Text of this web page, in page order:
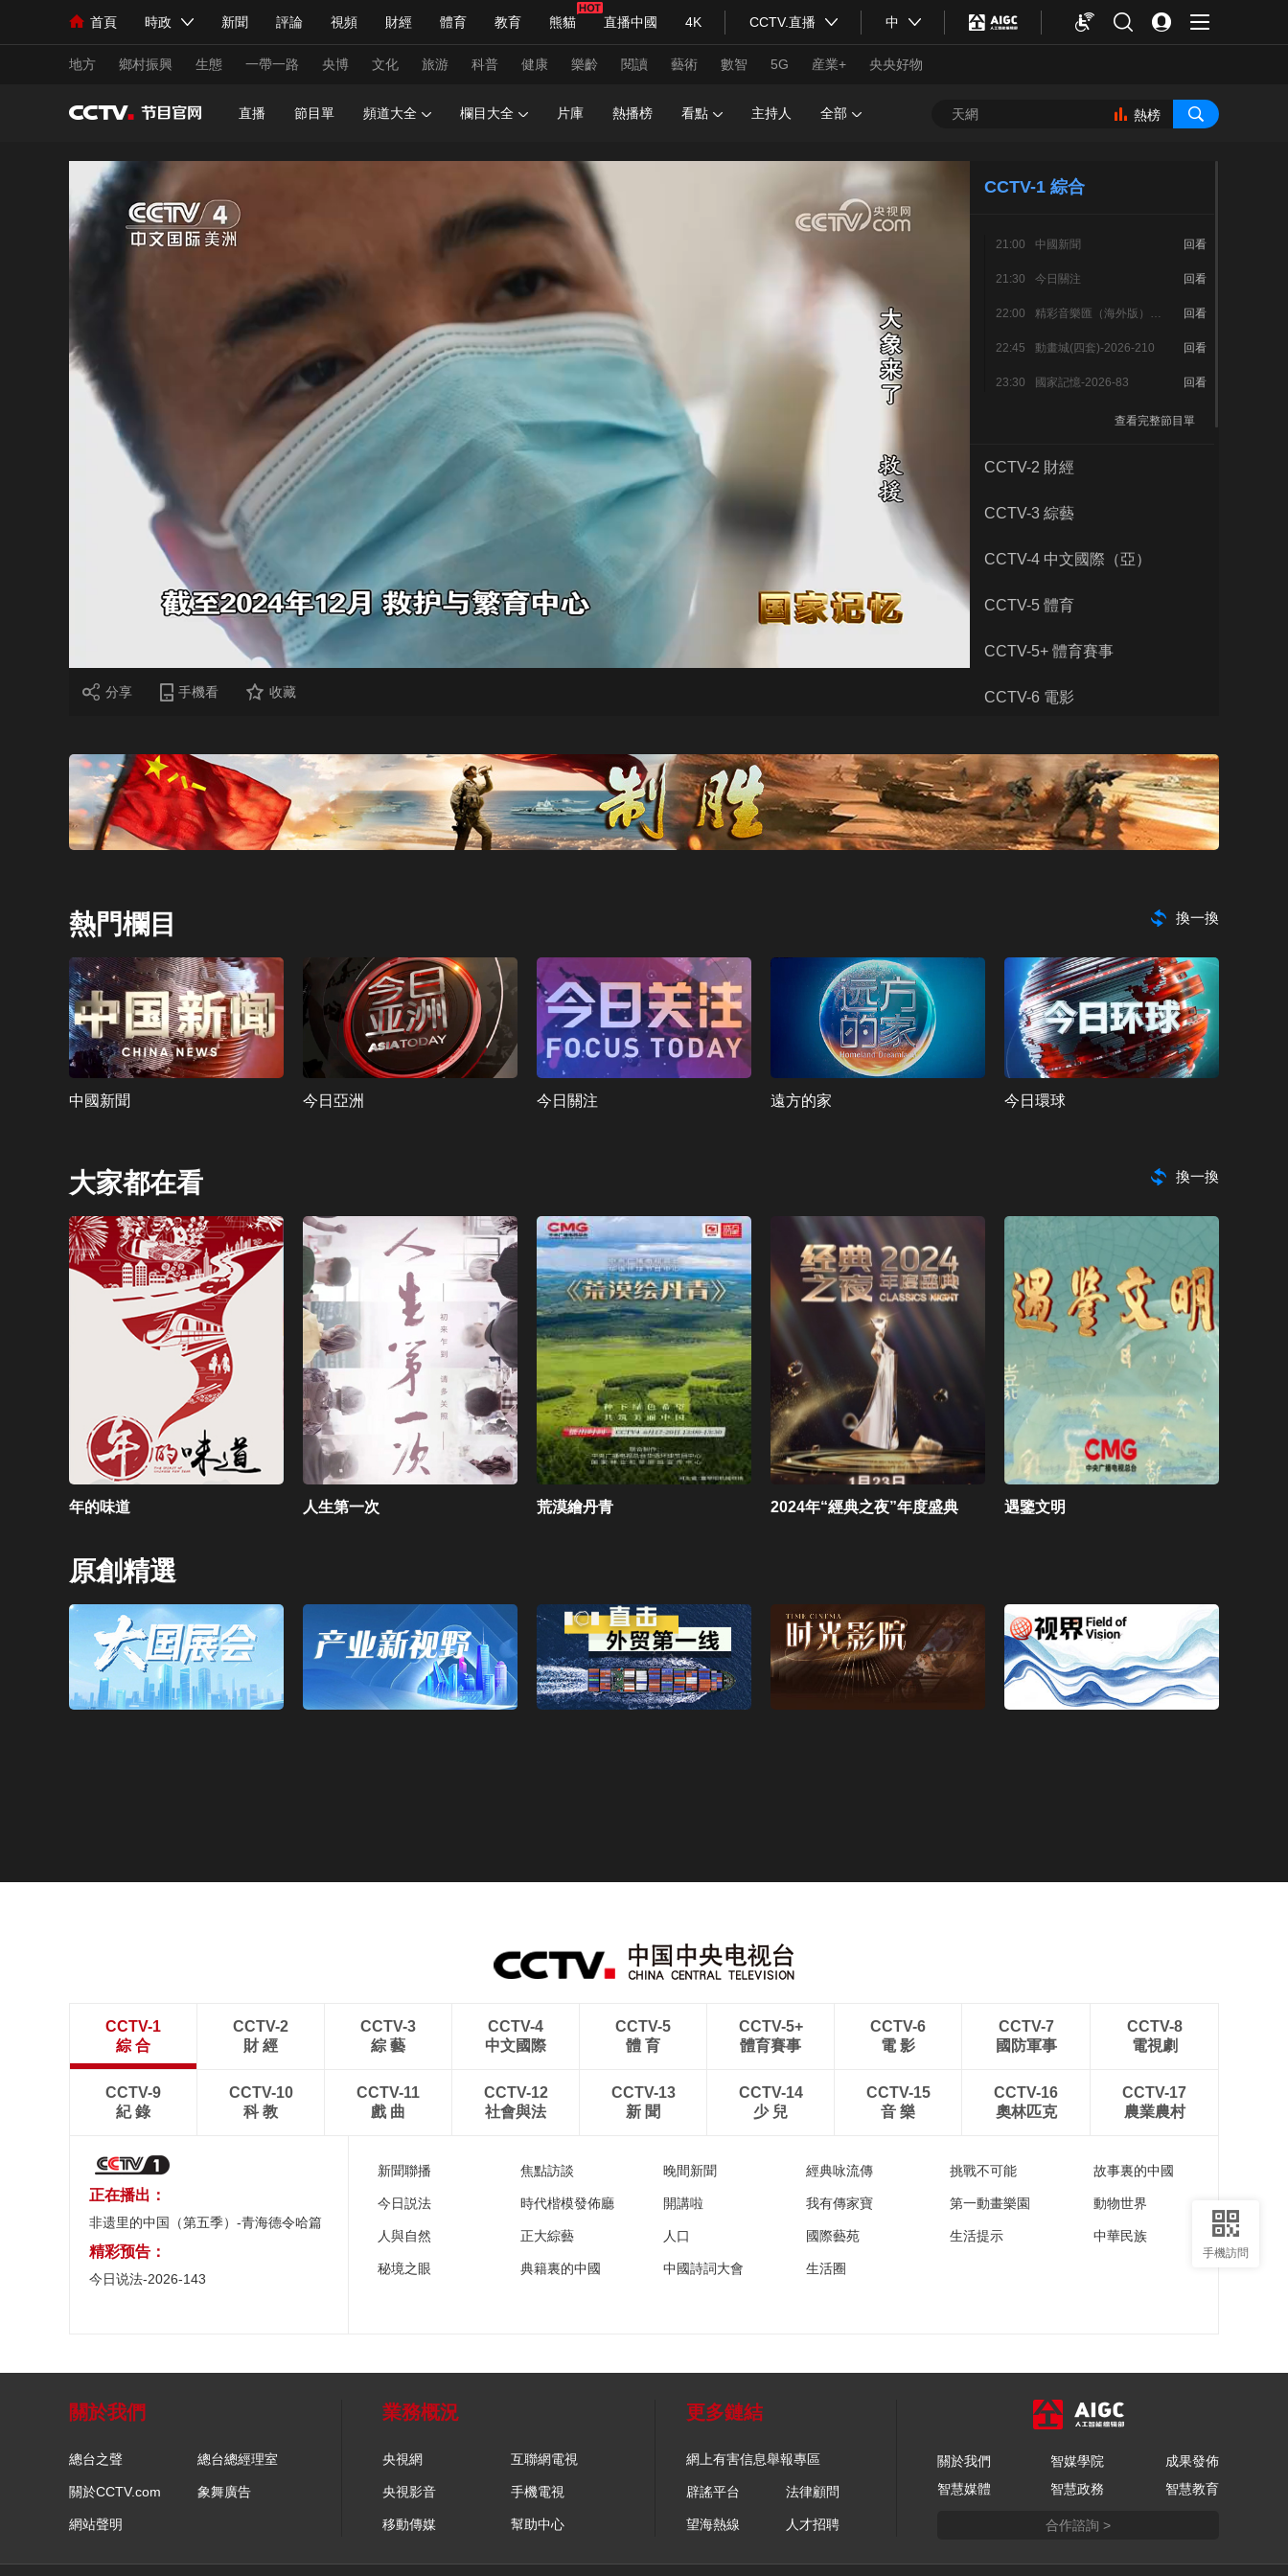
首頁 時政 新聞 評論 視頻 財經 體育 教育 熊貓 直播中國 4K CCTV.直播 中
人民領袖習近平 聯播+ 中國領導人 央視快評 習式妙語 熱解讀 天天學習
直播 片庫 欄目大全 節目單 聽音 微視頻 主持人 下載央視影音
海外頻道 iPanda English Монгол
地方 鄉村振興 生態 一帶一路 央博 文化 旅游 科普 健康 樂齡 閱讀 藝術 數智 5G 産業+ 央央好物
新聞 國內 國際 科技 文娛 人物
人民領袖習近平 聯播+ 習式妙語 央視網評
小央直播 VR/AR 4K專區
快看 新兵請入列 人生第一次 人生第二次
2026年世界盃 2026年冬奧會 國足 綜合體育
VIP會員 生活體育大會 冰雪道路 足球道路
財經 鄉村振興 生態環境 非遺 文化 旅游 藝術 數智 5G
大國智造 大國展會 大國保險 智敬中國 全民健康 時尚
節目單 欄目
直播 節目單 頻道大全 欄目大全 片庫 熱播榜 看點 主持人 全部 熱榜
分享 手機看 收藏
CCTV-1 綜合
21:00 中國新聞 回看
21:30 今日關注 回看
22:00 精彩音樂匯（海外版）-2026-213 回看
22:45 動畫城(四套)-2026-210 回看
23:30 國家記憶-2026-83 回看
查看完整節目單
CCTV-2 財經
CCTV-3 綜藝
CCTV-4 中文國際（亞）
CCTV-5 體育
CCTV-5+ 體育賽事
CCTV-6 電影
CCTV-8 電視劇
CCTV-9 紀錄
CCTV-12 社會與法
CCTV-13 新聞
CCTV-14 少兒
CCTV-15 音樂
CCTV-4 中文國際（美）
熱門欄目 換一換
中國新聞 今日亞洲 今日關注 遠方的家 今日環球
大家都在看 換一換
年的味道 人生第一次 荒漠繪丹青 2024年“經典之夜”年度盛典 遇鑒文明
原創精選
手機訪問
CCTV-1
綜 合
CCTV-2
財 經
CCTV-3
綜 藝
CCTV-4
中文國際
CCTV-5
體 育
CCTV-5+
體育賽事
CCTV-6
電 影
CCTV-7
國防軍事
CCTV-8
電視劇
CCTV-9
紀 錄
CCTV-10
科 教
CCTV-11
戲 曲
CCTV-12
社會與法
CCTV-13
新 聞
CCTV-14
少 兒
CCTV-15
音 樂
CCTV-16
奧林匹克
CCTV-17
農業農村
正在播出：
非遗里的中国（第五季）-青海德令哈篇
精彩预告：
今日说法-2026-143
新聞聯播 焦點訪談 晚間新聞 經典咏流傳 挑戰不可能 故事裏的中國
今日説法 時代楷模發佈廳 開講啦 我有傳家寶 第一動畫樂園 動物世界
人與自然 正大綜藝 人口 國際藝苑 生活提示 中華民族
秘境之眼 典籍裏的中國 中國詩詞大會 生活圈
關於我們
總台之聲 總台總經理室
關於CCTV.com 象舞廣告
網站聲明
業務概況
央視網 互聯網電視
央視影音 手機電視
移動傳媒 幫助中心
更多鏈結
網上有害信息舉報專區
辟謠平台 法律顧問
望海熱線 人才招聘
關於我們 智媒學院
成果發佈
智慧媒體
智慧政務 智慧教育
合作諮詢 >